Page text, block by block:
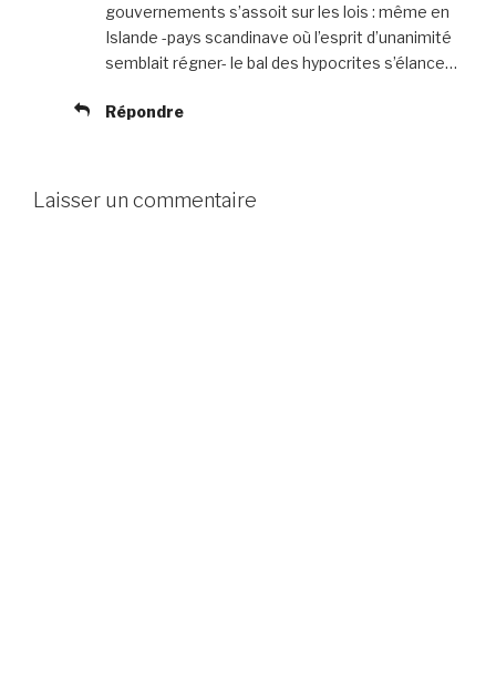
gouvernements s’assoit sur les lois : même en
Islande -pays scandinave où l’esprit d’unanimité
semblait régner- le bal des hypocrites s’élance…
Répondre
Laisser un commentaire